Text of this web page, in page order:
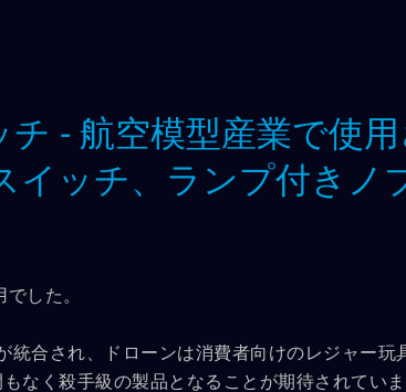
- 航空模型産業で使
イッチ、ランプ付きノ
した。
合され、ドローンは消費者向けのレジャー玩
なく殺手級の製品となることが期待されてい